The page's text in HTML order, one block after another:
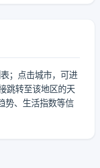
；点击城市，可进
跳转至该地区的天
势、生活指数等信